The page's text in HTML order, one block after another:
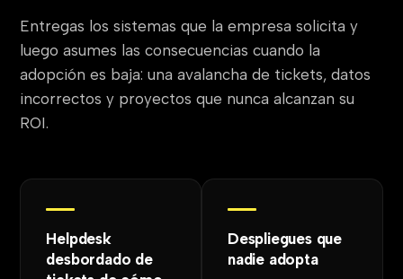
Entregas los sistemas que la empresa solicita y
luego asumes las consecuencias cuando la
adopción es baja: una avalancha de tickets, datos
incorrectos y proyectos que nunca alcanzan su
ROI.
Helpdesk
desbordado de
Despliegues que
nadie adopta